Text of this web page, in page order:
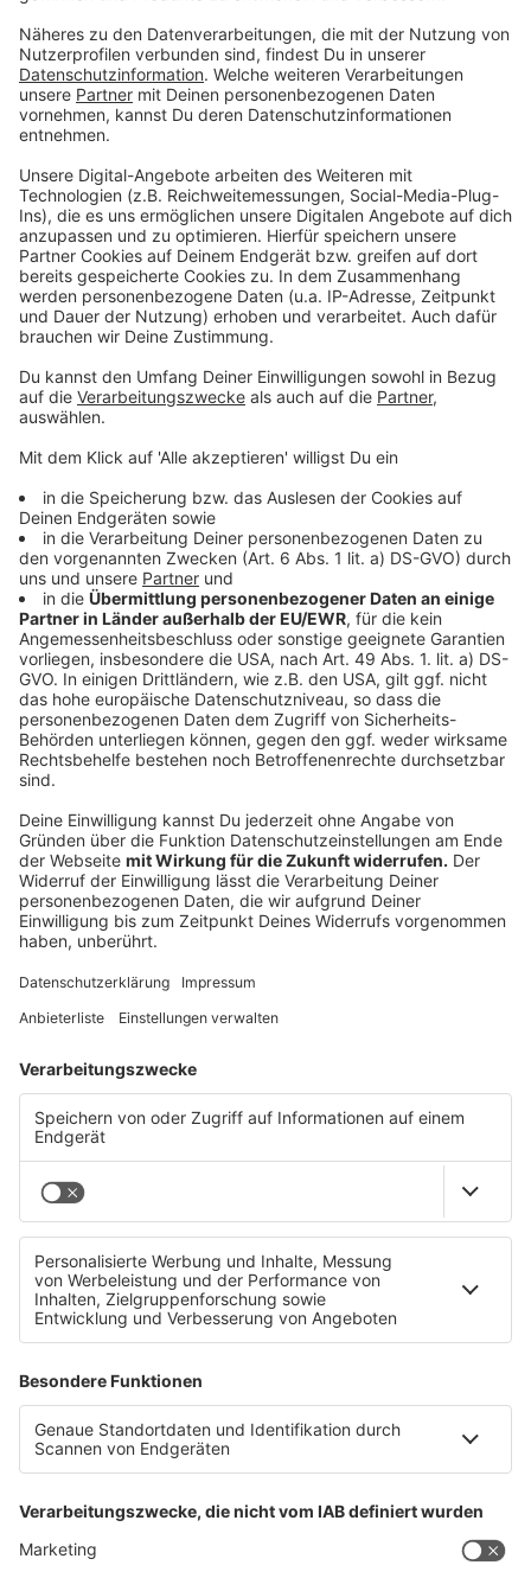
Unternehmen,
und Schritt für Schritt miteinander den Blick gehen
bis du eben dann online bist.
Ich freue mich, dass du dabei warst. Wir hören uns
das nächste Mal wieder. Alles Liebe, dein Daniel
Friesenecker. Eine kleine Bitte habe ich noch an
dich.
Wie du dir vorstellen kannst, geht er auch einiges an
Zeit, in die Erstellung des Podcasts hier auf die dot
com.
Wenn du diese Arbeit unterstützen möchtest, dann
geh doch bitte auf iTunes und hinterlasse dort eine
Fünf-Sterne-Bewertung oder eine Rezension.
Das begünstigt die Sichtbarkeit dieses Podcasts in
den Charts und sorgt dafür, dass weitere Hörer auf
diesen Podcast aufmerksam werden.
Würde mich sehr freuen, wenn du mich da ein
bisschen unterstützen kannst und dir kurz ein paar
Sekunden Zeit nimmst, um da die Bewertung zu.
[15:00] Music.
[15:07] Dot com, Podcast Podcast. Nähere
Informationen auf EA Retail dot COM oder auf
Facebook Dot com.
[15:15] Music.
Gute Arbeit, die niemand kennt, gewinnt keinen
Markt.
Die meisten Unternehmen, mit denen ich arbeite,
haben kein Qualitätsproblem. Sie sind besser als ihr
Alle zwei Wochen schreibe ich einen Gedanken
darüber, wie sich das ändern lässt. Ein Thema, kein
→teddy.click/newsletter
Wie sichtbar ist dein Unternehmen wirklich?
Der Potenzial-Check dauert vier Minuten. Danach
hast du einen Report mit einer Zahl und fünf
Bereichen — und siehst, wo bei euch draußen nichts
ankommt. Kein Verkaufsgespräch.
→teddy.click/podsignal
Wenn du lieber direkt redest: fünfzehn Minuten, kein
Pitch.teddy.click/termin
Daniel Friesenecker baut Unternehmern ihr
eigenes Medium. Podcast, Video, Strategie. Studio:
LinkedIn: